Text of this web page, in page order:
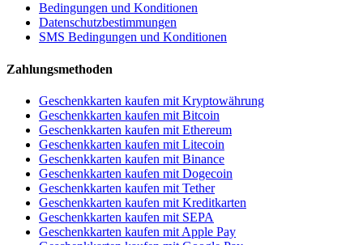
Bedingungen und Konditionen
Datenschutzbestimmungen
SMS Bedingungen und Konditionen
Zahlungsmethoden
Geschenkkarten kaufen mit Kryptowährung
Geschenkkarten kaufen mit Bitcoin
Geschenkkarten kaufen mit Ethereum
Geschenkkarten kaufen mit Litecoin
Geschenkkarten kaufen mit Binance
Geschenkkarten kaufen mit Dogecoin
Geschenkkarten kaufen mit Tether
Geschenkkarten kaufen mit Kreditkarten
Geschenkkarten kaufen mit SEPA
Geschenkkarten kaufen mit Apple Pay